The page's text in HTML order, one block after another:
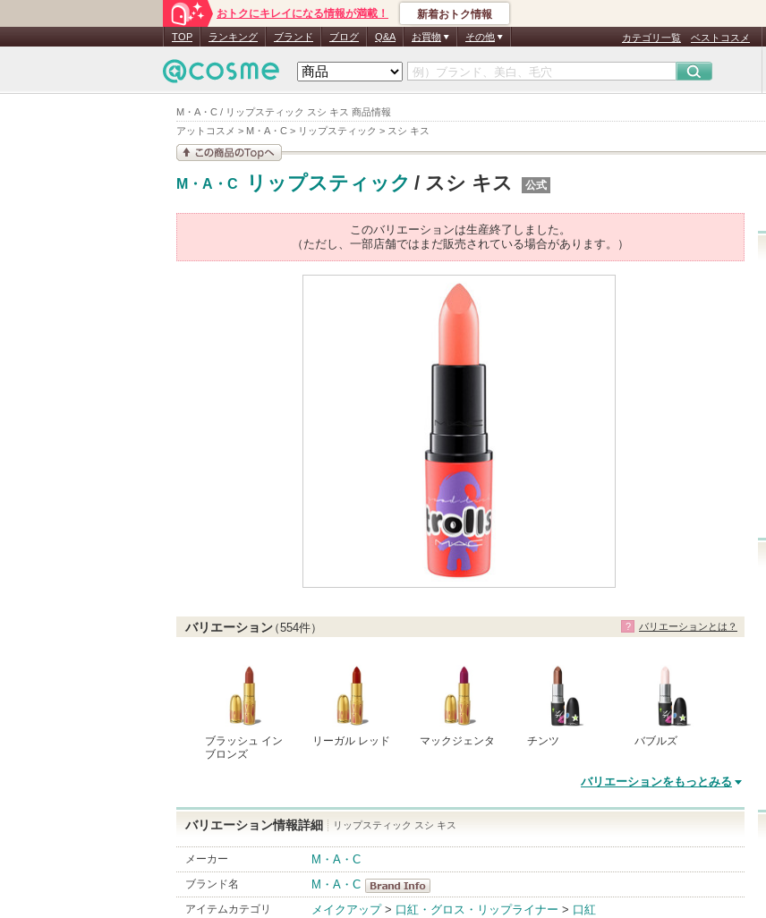
M・A・C / リップスティック スシ キス 商品情報
アットコスメ > M・A・C > リップスティック > スシ キス
おトクにキレイになる情報が満載！ 新着おトク情報
TOP ランキング ブランド ブログ Q&A お買物 その他 カテゴリ一覧 ベストコスメ
この商品の情報を見
M・A・C リップスティック / スシ キス 公式
このバリエーションは生産終了しました。
（ただし、一部店舗ではまだ販売されている場合があります。）
バリエーション（554件）
ブラッシュ イン
ブロンズ
リーガル レッド マックジェンタ チンツ バブルズ
バリエーションをもっとみる
バリエーションとは？
バリエーション情報詳細 リップスティック スシ キス
メーカー M・A・C
ブランド名
M・A・C
M・A・C
アイテムカテゴリ メイクアップ> 口紅・グロス・リップライナー > 口紅